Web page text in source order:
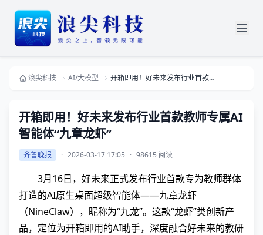
浪尖科技 AI/大模型 开箱即用！好未来发布行业首款教师专属AI智能体“九章龙虾”
开箱即用！好未来发布行业首款教师专属AI
智能体“九章龙虾”
齐鲁晚报 · 2026-03-17 17:05 · 98615 阅读
3月16日，好未来正式发布行业首款专为教师群体
打造的AI原生桌面超级智能体——九章龙虾
（NineClaw），昵称为“九龙”。这款“龙虾”类创新产
品，定位为开箱即用的AI助手，深度融合好未来的教研